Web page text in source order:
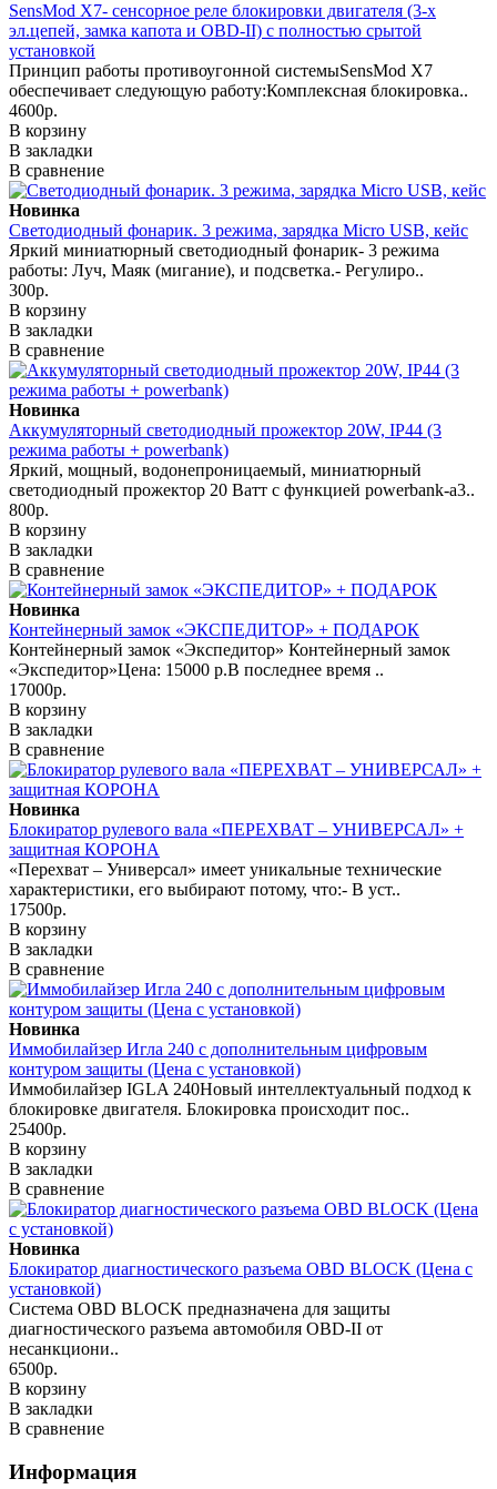
SensMod X7- сенсорное реле блокировки двигателя (3-х
эл.цепей, замка капота и OBD-II) с полностью срытой
установкой
Принцип работы противоугонной системыSensMod X7
обеспечивает следующую работу:Комплексная блокировка..
4600р.
В корзину
В закладки
В сравнение
Новинка
Светодиодный фонарик. 3 режима, зарядка Micro USB, кейс
Яркий миниатюрный светодиодный фонарик- 3 режима
работы: Луч, Маяк (мигание), и подсветка.- Регулиро..
300р.
В корзину
В закладки
В сравнение
Новинка
Аккумуляторный светодиодный прожектор 20W, IP44 (3
режима работы + powerbank)
Яркий, мощный, водонепроницаемый, миниатюрный
светодиодный прожектор 20 Ватт с функцией powerbank-а3..
800р.
В корзину
В закладки
В сравнение
Новинка
Контейнерный замок «ЭКСПЕДИТОР» + ПОДАРОК
Контейнерный замок «Экспедитор» Контейнерный замок
«Экспедитор»Цена: 15000 р.В последнее время ..
17000р.
В корзину
В закладки
В сравнение
Новинка
Блокиратор рулевого вала «ПЕРЕХВАТ – УНИВЕРСАЛ» +
защитная КОРОНА
«Перехват – Универсал» имеет уникальные технические
характеристики, его выбирают потому, что:- В уст..
17500р.
В корзину
В закладки
В сравнение
Новинка
Иммобилайзер Игла 240 с дополнительным цифровым
контуром защиты (Цена с установкой)
Иммобилайзер IGLA 240Новый интеллектуальный подход к
блокировке двигателя. Блокировка происходит пос..
25400р.
В корзину
В закладки
В сравнение
Новинка
Блокиратор диагностического разъема OBD BLOCK (Цена с
установкой)
Система OBD BLOCK предназначена для защиты
диагностического разъема автомобиля OBD-II от
несанкциони..
6500р.
В корзину
В закладки
В сравнение
Информация